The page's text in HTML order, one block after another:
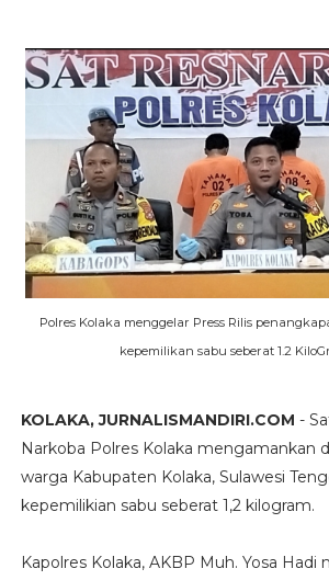
Polres Kolaka menggelar Press Rilis
kepemilikan sabu seberat 1.2
KOLAKA, JURNALISMANDIRI.COM -
Narkoba Polres Kolaka mengamankan
warga Kabupaten Kolaka, Sulawesi
kepemilikian sabu seberat 1,2 kilogram.
Kapolres Kolaka, AKBP Muh. Yosa Hadi